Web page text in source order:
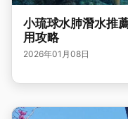
小琉球水肺潛水推
用攻略
2026年01月08日